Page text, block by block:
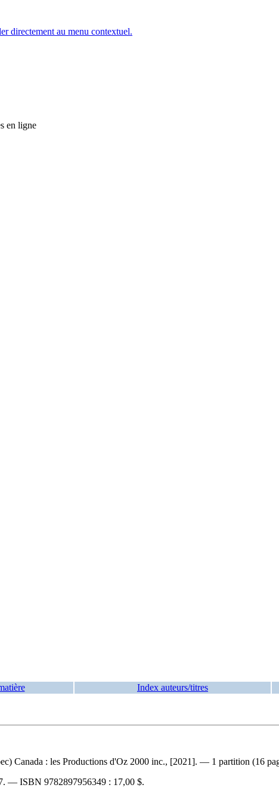
directement au menu contextuel.
en ligne
Index auteurs/titres
Canada : les Productions d'Oz 2000 inc., [2021]. — 1 partition (16
— ISBN 9782897956349 : 17,00 $.